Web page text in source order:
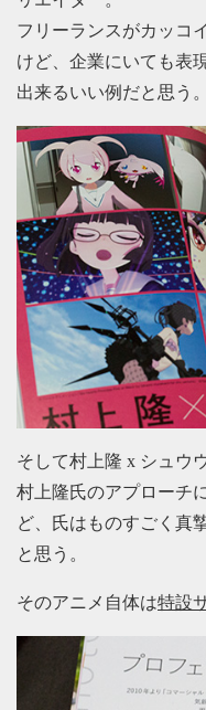
フリーランスがカッコ
けど、企業にいても表
出来るいい例だと思う。
そして村上隆 x シュウ
村上隆氏のアプローチ
ど、氏はものすごく真
と思う。
そのアニメ自体は特設